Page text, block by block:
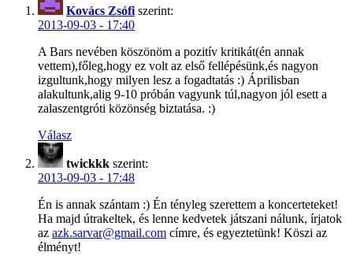
Kovács Zsófi szerint:
2013-09-03 - 17:40
A Bars nevében köszönöm a pozitív kritikát(én annak
vettem),főleg,hogy ez volt az első fellépésünk,és nagyon
izgultunk,hogy milyen lesz a fogadtatás :) Áprilisban
alakultunk,alig 9-10 próbán vagyunk túl,nagyon jól esett a
zalaszentgróti közönség biztatása. :)
Válasz
twickkk szerint:
2013-09-03 - 17:48
Én is annak szántam :) Én tényleg szerettem a koncerteteket!
Ha majd útrakeltek, és lenne kedvetek játszani nálunk, írjatok
az azk.sarvar@gmail.com címre, és egyeztetünk! Köszi az
élményt!